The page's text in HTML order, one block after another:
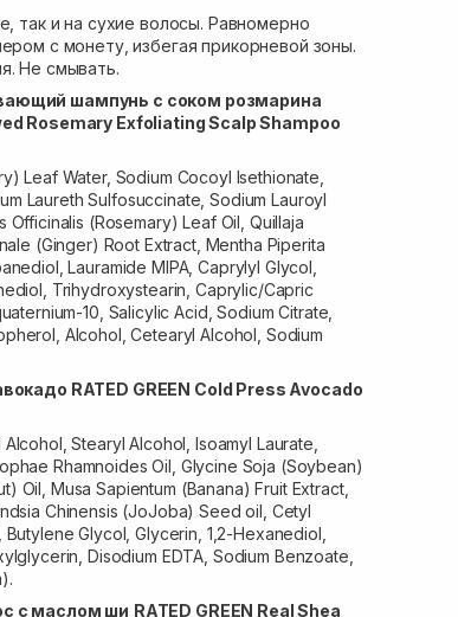
так и на сухие волосы. Равномерно
с монету, избегая прикорневой зоны.
Не смывать.
шампунь с соком розмарина
Rosemary Exfoliating Scalp Shampoo
Leaf Water, Sodium Cocoyl Isethionate,
Laureth Sulfosuccinate, Sodium Lauroyl
(Rosemary) Leaf Oil, Quillaja
(Ginger) Root Extract, Mentha Piperita
Lauramide MIPA, Caprylyl Glycol,
Trihydroxystearin, Caprylic/Capric
10, Salicylic Acid, Sodium Citrate,
Alcohol, Cetearyl Alcohol, Sodium
RATED GREEN Cold Press Avocado
Stearyl Alcohol, Isoamyl Laurate,
Rhamnoides Oil, Glycine Soja (Soybean)
Oil, Musa Sapientum (Banana) Fruit Extract,
Chinensis (JoJoba) Seed oil, Cetyl
Glycol, Glycerin, 1,2-Hexanediol,
Disodium EDTA, Sodium Benzoate,
с маслом ши RATED GREEN Real Shea